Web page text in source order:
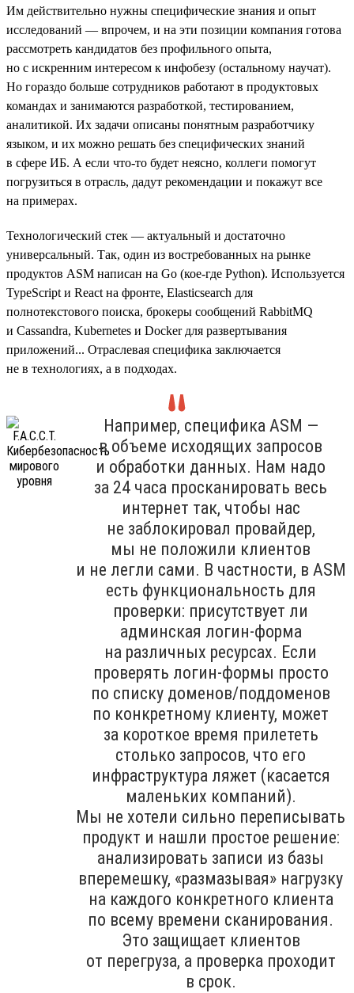
Им действительно нужны специфические знания и опыт
исследований — впрочем, и на эти позиции компания готова
рассмотреть кандидатов без профильного опыта,
но с искренним интересом к инфобезу (остальному научат).
Но гораздо больше сотрудников работают в продуктовых
командах и занимаются разработкой, тестированием,
аналитикой. Их задачи описаны понятным разработчику
языком, и их можно решать без специфических знаний
в сфере ИБ. А если что-то будет неясно, коллеги помогут
погрузиться в отрасль, дадут рекомендации и покажут все
на примерах.
Технологический стек — актуальный и достаточно
универсальный. Так, один из востребованных на рынке
продуктов ASM написан на Go (кое-где Python). Используется
TypeScript и React на фронте, Elasticsearch для
полнотекстового поиска, брокеры сообщений RabbitMQ
и Cassandra, Kubernetes и Docker для развертывания
приложений... Отраслевая специфика заключается
не в технологиях, а в подходах.
Например, специфика ASM —
в объеме исходящих запросов
и обработки данных. Нам надо
за 24 часа просканировать весь
интернет так, чтобы нас
не заблокировал провайдер,
мы не положили клиентов
и не легли сами. В частности, в ASM
есть функциональность для
проверки: присутствует ли
админская логин-форма
на различных ресурсах. Если
проверять логин-формы просто
по списку доменов/поддоменов
по конкретному клиенту, может
за короткое время прилететь
столько запросов, что его
инфраструктура ляжет (касается
маленьких компаний).
Мы не хотели сильно переписывать
продукт и нашли простое решение:
анализировать записи из базы
вперемешку, «размазывая» нагрузку
на каждого конкретного клиента
по всему времени сканирования.
Это защищает клиентов
от перегруза, а проверка проходит
в срок.